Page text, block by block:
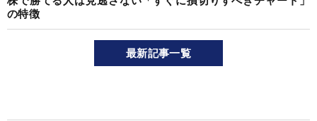
の特徴
最新記事一覧